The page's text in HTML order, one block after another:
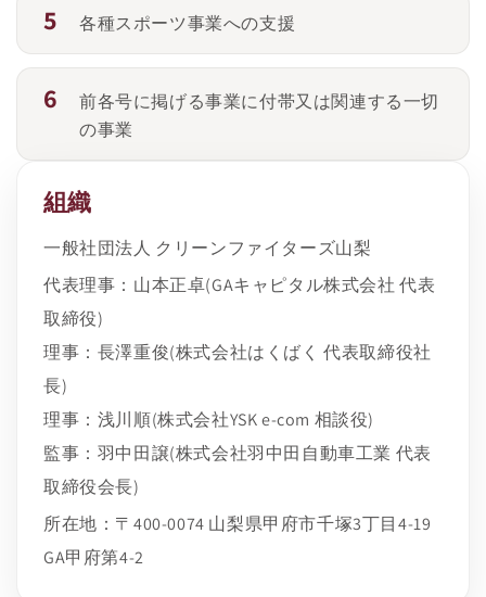
各種スポーツ事業への支援
前各号に掲げる事業に付帯又は関連する一切
の事業
組織
一般社団法人 クリーンファイターズ山梨
代表理事：山本正卓(GAキャピタル株式会社 代表
取締役)
理事：長澤重俊(株式会社はくばく 代表取締役社
長)
理事：浅川順(株式会社YSK e-com 相談役)
監事：羽中田譲(株式会社羽中田自動車工業 代表
取締役会長)
所在地：〒400-0074 山梨県甲府市千塚3丁目4-19
GA甲府第4-2